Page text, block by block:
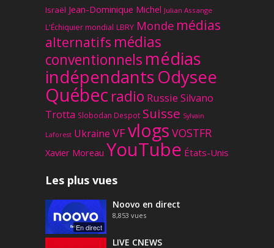
Israël Jean-Dominique Michel Julian Assange
L'Échiquier mondial LBRY Monde médias
alternatifs médias
conventionnels médias
indépendantsOdysee
Québec radio Russie Silvano
Trotta Slobodan Despot Suisse Sylvain
Laforest Ukraine VFvlogs VOSTFR
Xavier Moreau YouTube États-Unis
Les plus vues
En direct
Noovo en direct
8,853 vues
LIVE CNEWS